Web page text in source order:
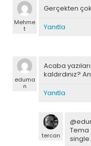
Mehme
t
Gerçekten
Yanıtla
eduma
n
Acaba
kaldırdınız?
Yanıtla
tercan
Tema